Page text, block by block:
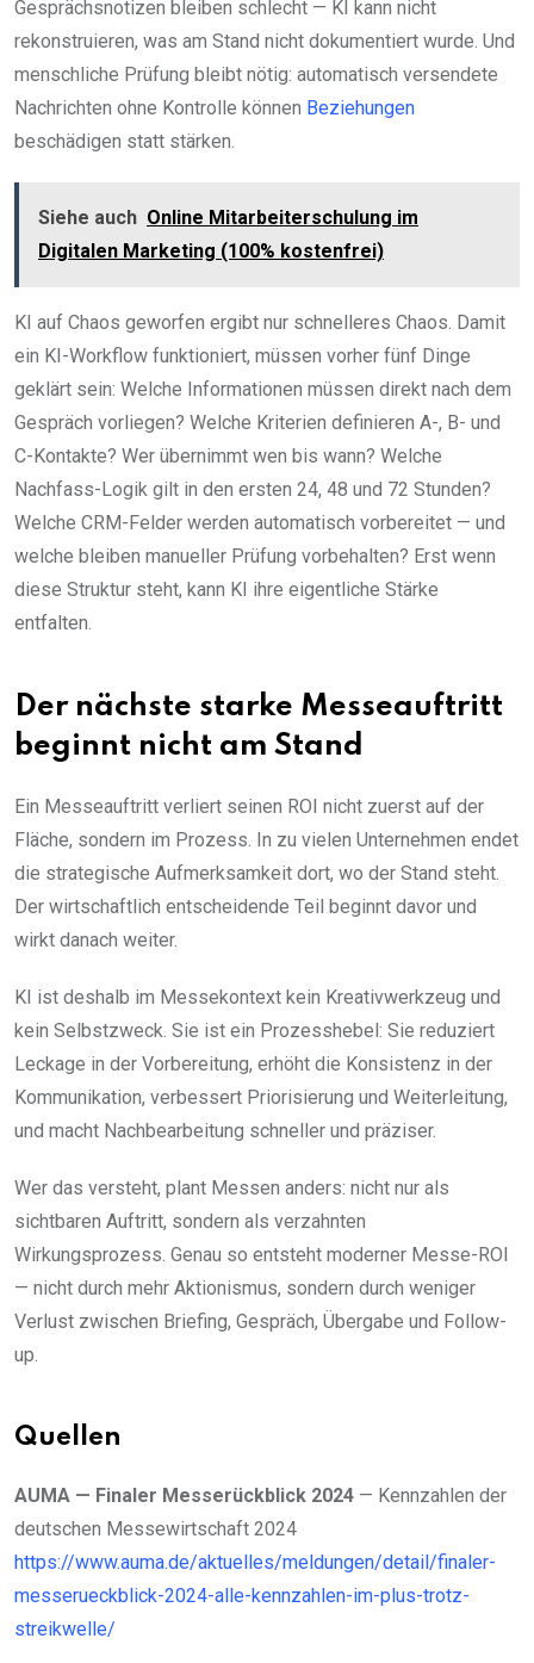
Gesprächsnotizen bleiben schlecht — KI kann nicht
rekonstruieren, was am Stand nicht dokumentiert wurde. Und
menschliche Prüfung bleibt nötig: automatisch versendete
Nachrichten ohne Kontrolle können Beziehungen
beschädigen statt stärken.
Siehe auch Online Mitarbeiterschulung im
Digitalen Marketing (100% kostenfrei)
KI auf Chaos geworfen ergibt nur schnelleres Chaos. Damit
ein KI-Workflow funktioniert, müssen vorher fünf Dinge
geklärt sein: Welche Informationen müssen direkt nach dem
Gespräch vorliegen? Welche Kriterien definieren A-, B- und
C-Kontakte? Wer übernimmt wen bis wann? Welche
Nachfass-Logik gilt in den ersten 24, 48 und 72 Stunden?
Welche CRM-Felder werden automatisch vorbereitet — und
welche bleiben manueller Prüfung vorbehalten? Erst wenn
diese Struktur steht, kann KI ihre eigentliche Stärke
entfalten.
Der nächste starke Messeauftritt
beginnt nicht am Stand
Ein Messeauftritt verliert seinen ROI nicht zuerst auf der
Fläche, sondern im Prozess. In zu vielen Unternehmen endet
die strategische Aufmerksamkeit dort, wo der Stand steht.
Der wirtschaftlich entscheidende Teil beginnt davor und
wirkt danach weiter.
KI ist deshalb im Messekontext kein Kreativwerkzeug und
kein Selbstzweck. Sie ist ein Prozesshebel: Sie reduziert
Leckage in der Vorbereitung, erhöht die Konsistenz in der
Kommunikation, verbessert Priorisierung und Weiterleitung,
und macht Nachbearbeitung schneller und präziser.
Wer das versteht, plant Messen anders: nicht nur als
sichtbaren Auftritt, sondern als verzahnten
Wirkungsprozess. Genau so entsteht moderner Messe-ROI
— nicht durch mehr Aktionismus, sondern durch weniger
Verlust zwischen Briefing, Gespräch, Übergabe und Follow-
up.
Quellen
AUMA — Finaler Messerückblick 2024 — Kennzahlen der
deutschen Messewirtschaft 2024
https://www.auma.de/aktuelles/meldungen/detail/finaler-
messerueckblick-2024-alle-kennzahlen-im-plus-trotz-
streikwelle/